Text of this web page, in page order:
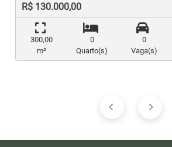
R$ 130.000,00
300,00
m²
0
Quarto(s)
0
Vaga(s)